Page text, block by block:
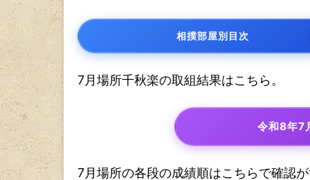
相撲部屋別目次
7月場所千秋楽の取組結果はこちら。
令和8年7
7月場所の各段の成績順はこちらで確認